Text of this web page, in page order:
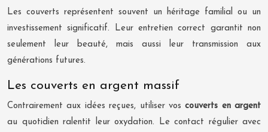
Les couverts représentent souvent un héritage familial ou un
investissement significatif. Leur entretien correct garantit non
seulement leur beauté, mais aussi leur transmission aux
générations futures.
Les couverts en argent massif
Contrairement aux idées reçues, utiliser voscouverts en argent
au quotidien ralentit leur oxydation. Le contact régulier avec